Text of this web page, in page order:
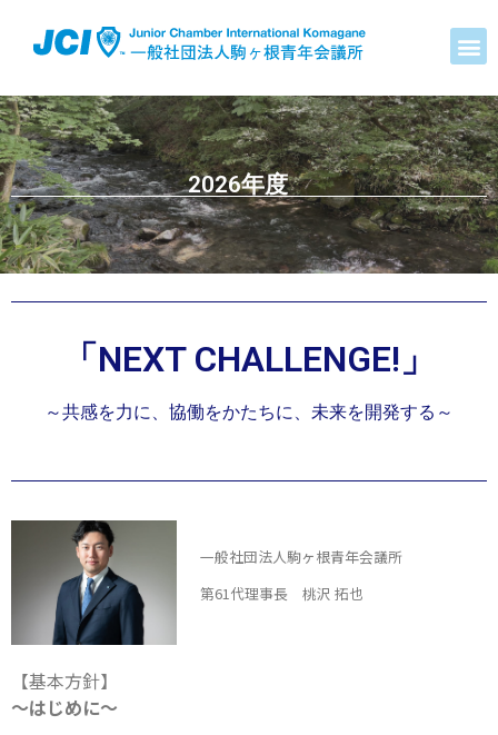
2026年度
「NEXT CHALLENGE!」
～共感を力に、協働をかたちに、未来を開発する～
一般社団法人駒ヶ根青年会議所
第61代理事長 桃沢 拓也
【基本方針】
～はじめに～